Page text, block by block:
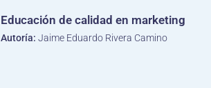
Educación de calidad en marketing
Autoría: Jaime Eduardo Rivera Camino